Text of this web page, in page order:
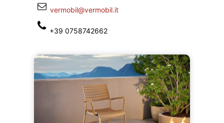
vermobil@vermobil.it
+39 0758742662